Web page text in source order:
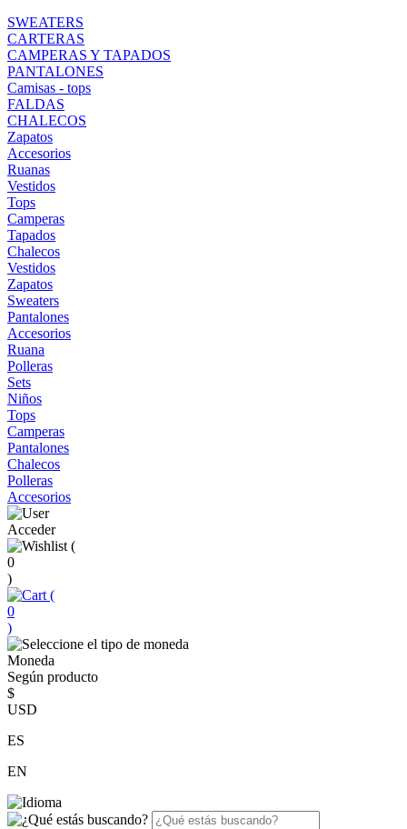
SWEATERS
CARTERAS
CAMPERAS Y TAPADOS
PANTALONES
Camisas - tops
FALDAS
CHALECOS
Zapatos
Accesorios
Ruanas
Vestidos
Tops
Camperas
Tapados
Chalecos
Vestidos
Zapatos
Sweaters
Pantalones
Accesorios
Ruana
Polleras
Sets
Niños
Tops
Camperas
Pantalones
Chalecos
Polleras
Accesorios
Acceder
(
0
)
(
0
)
Moneda
Según producto
$
USD
ES
EN